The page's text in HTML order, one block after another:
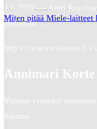
Miten pitää Miele-laitteet
1.6.2022 — Antti
ehdottelu …
http s://www.esaimaa.fi ›
Annimari
Vauvan syntymä
Saimaa